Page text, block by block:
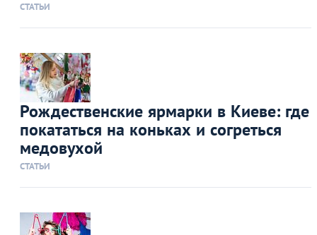
СТАТЬИ
Рождественские ярмарки в Киеве: где
покататься на коньках и согреться
медовухой
СТАТЬИ